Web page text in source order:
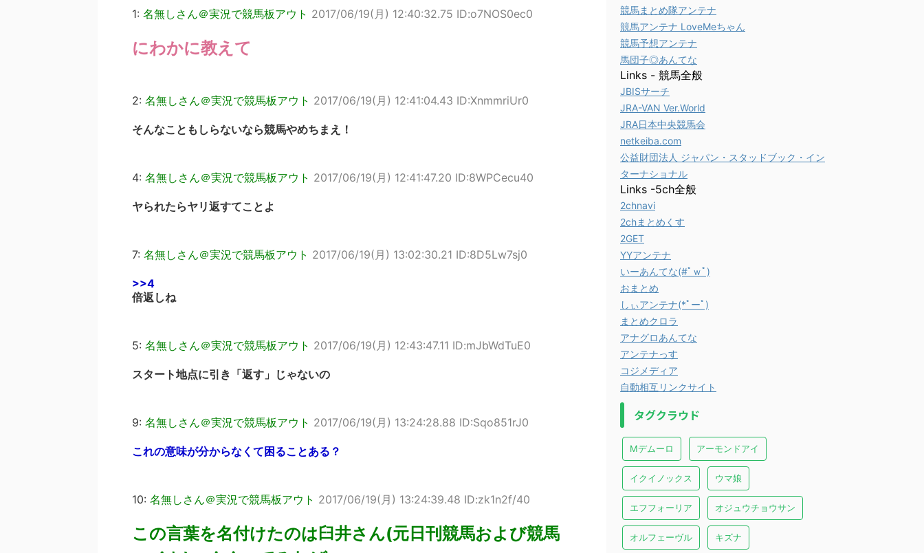
1: 名無しさん＠実況で競馬板アウト 2017/06/19(月) 12:40:32.75 ID:o7NOS0ec0
にわかに教えて
2: 名無しさん＠実況で競馬板アウト 2017/06/19(月) 12:41:04.43 ID:XnmmriUr0
そんなこともしらないなら競馬やめちまえ！
4: 名無しさん＠実況で競馬板アウト 2017/06/19(月) 12:41:47.20 ID:8WPCecu40
ヤられたらヤリ返すてことよ
7: 名無しさん＠実況で競馬板アウト 2017/06/19(月) 13:02:30.21 ID:8D5Lw7sj0
>>4
倍返しね
5: 名無しさん＠実況で競馬板アウト 2017/06/19(月) 12:43:47.11 ID:mJbWdTuE0
スタート地点に引き「返す」じゃないの
9: 名無しさん＠実況で競馬板アウト 2017/06/19(月) 13:24:28.88 ID:Sqo851rJ0
これの意味が分からなくて困ることある？
10: 名無しさん＠実況で競馬板アウト 2017/06/19(月) 13:24:39.48 ID:zk1n2f/40
この言葉を名付けたのは臼井さん(元日刊競馬および競馬
競馬まとめ隊アンテナ
競馬アンテナ LoveMeちゃん
競馬予想アンテナ
馬団子◎あんてな
Links - 競馬全般
JBISサーチ
JRA-VAN Ver.World
JRA日本中央競馬会
netkeiba.com
公益財団法人 ジャパン・スタッドブック・イン
ターナショナル
Links -5ch全般
2chnavi
2chまとめくす
2GET
YYアンテナ
いーあんてな(#ﾟｗﾟ)
おまとめ
しぃアンテナ(*ﾟーﾟ)
まとめクロラ
アナグロあんてな
アンテナっす
コジメディア
自動相互リンクサイト
タグクラウド
Mデムーロ アーモンドアイ
イクイノックス ウマ娘
エフフォーリア オジュウチョウサン
オルフェーヴル キズナ